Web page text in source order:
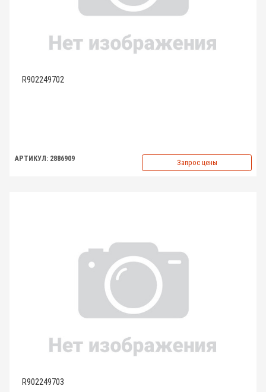
R902249702
АРТИКУЛ: 2886909 Запрос цены
R902249703